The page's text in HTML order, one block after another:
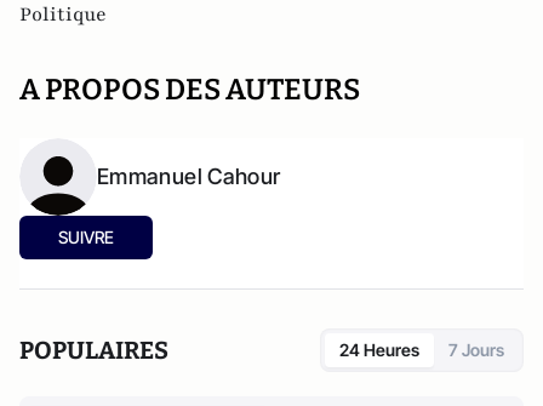
Politique
A PROPOS DES AUTEURS
Emmanuel Cahour
SUIVRE
POPULAIRES 24 Heures 7 Jours